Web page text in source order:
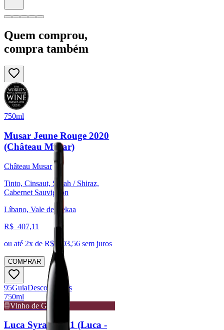
Quem comprou,
compra também
750ml
Musar Jeune Rouge 2020
(Château Musar)
Château Musar
Tinto, Cinsaut, Syrah / Shiraz,
Cabernet Sauvignon
Líbano, Vale de Bekaa
R$ 407,11
ou até 2x de R$ 203,56 sem juros
COMPRAR
95GuiaDescorchados
750ml
Vinho de Guarda
Luca Syrah 2021 (Luca -